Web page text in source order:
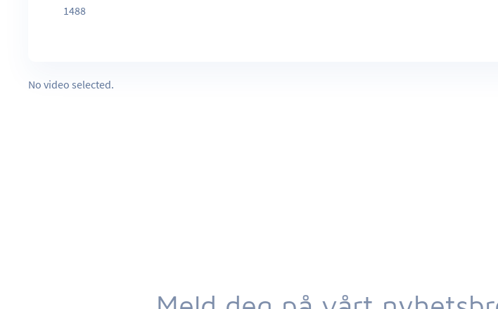
1488
No video selected.